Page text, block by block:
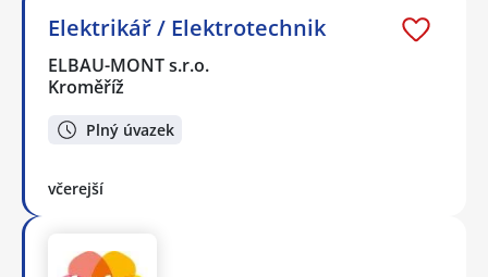
Elektrikář / Elektrotechnik
ELBAU-MONT s.r.o.
Kroměříž
Plný úvazek
včerejší